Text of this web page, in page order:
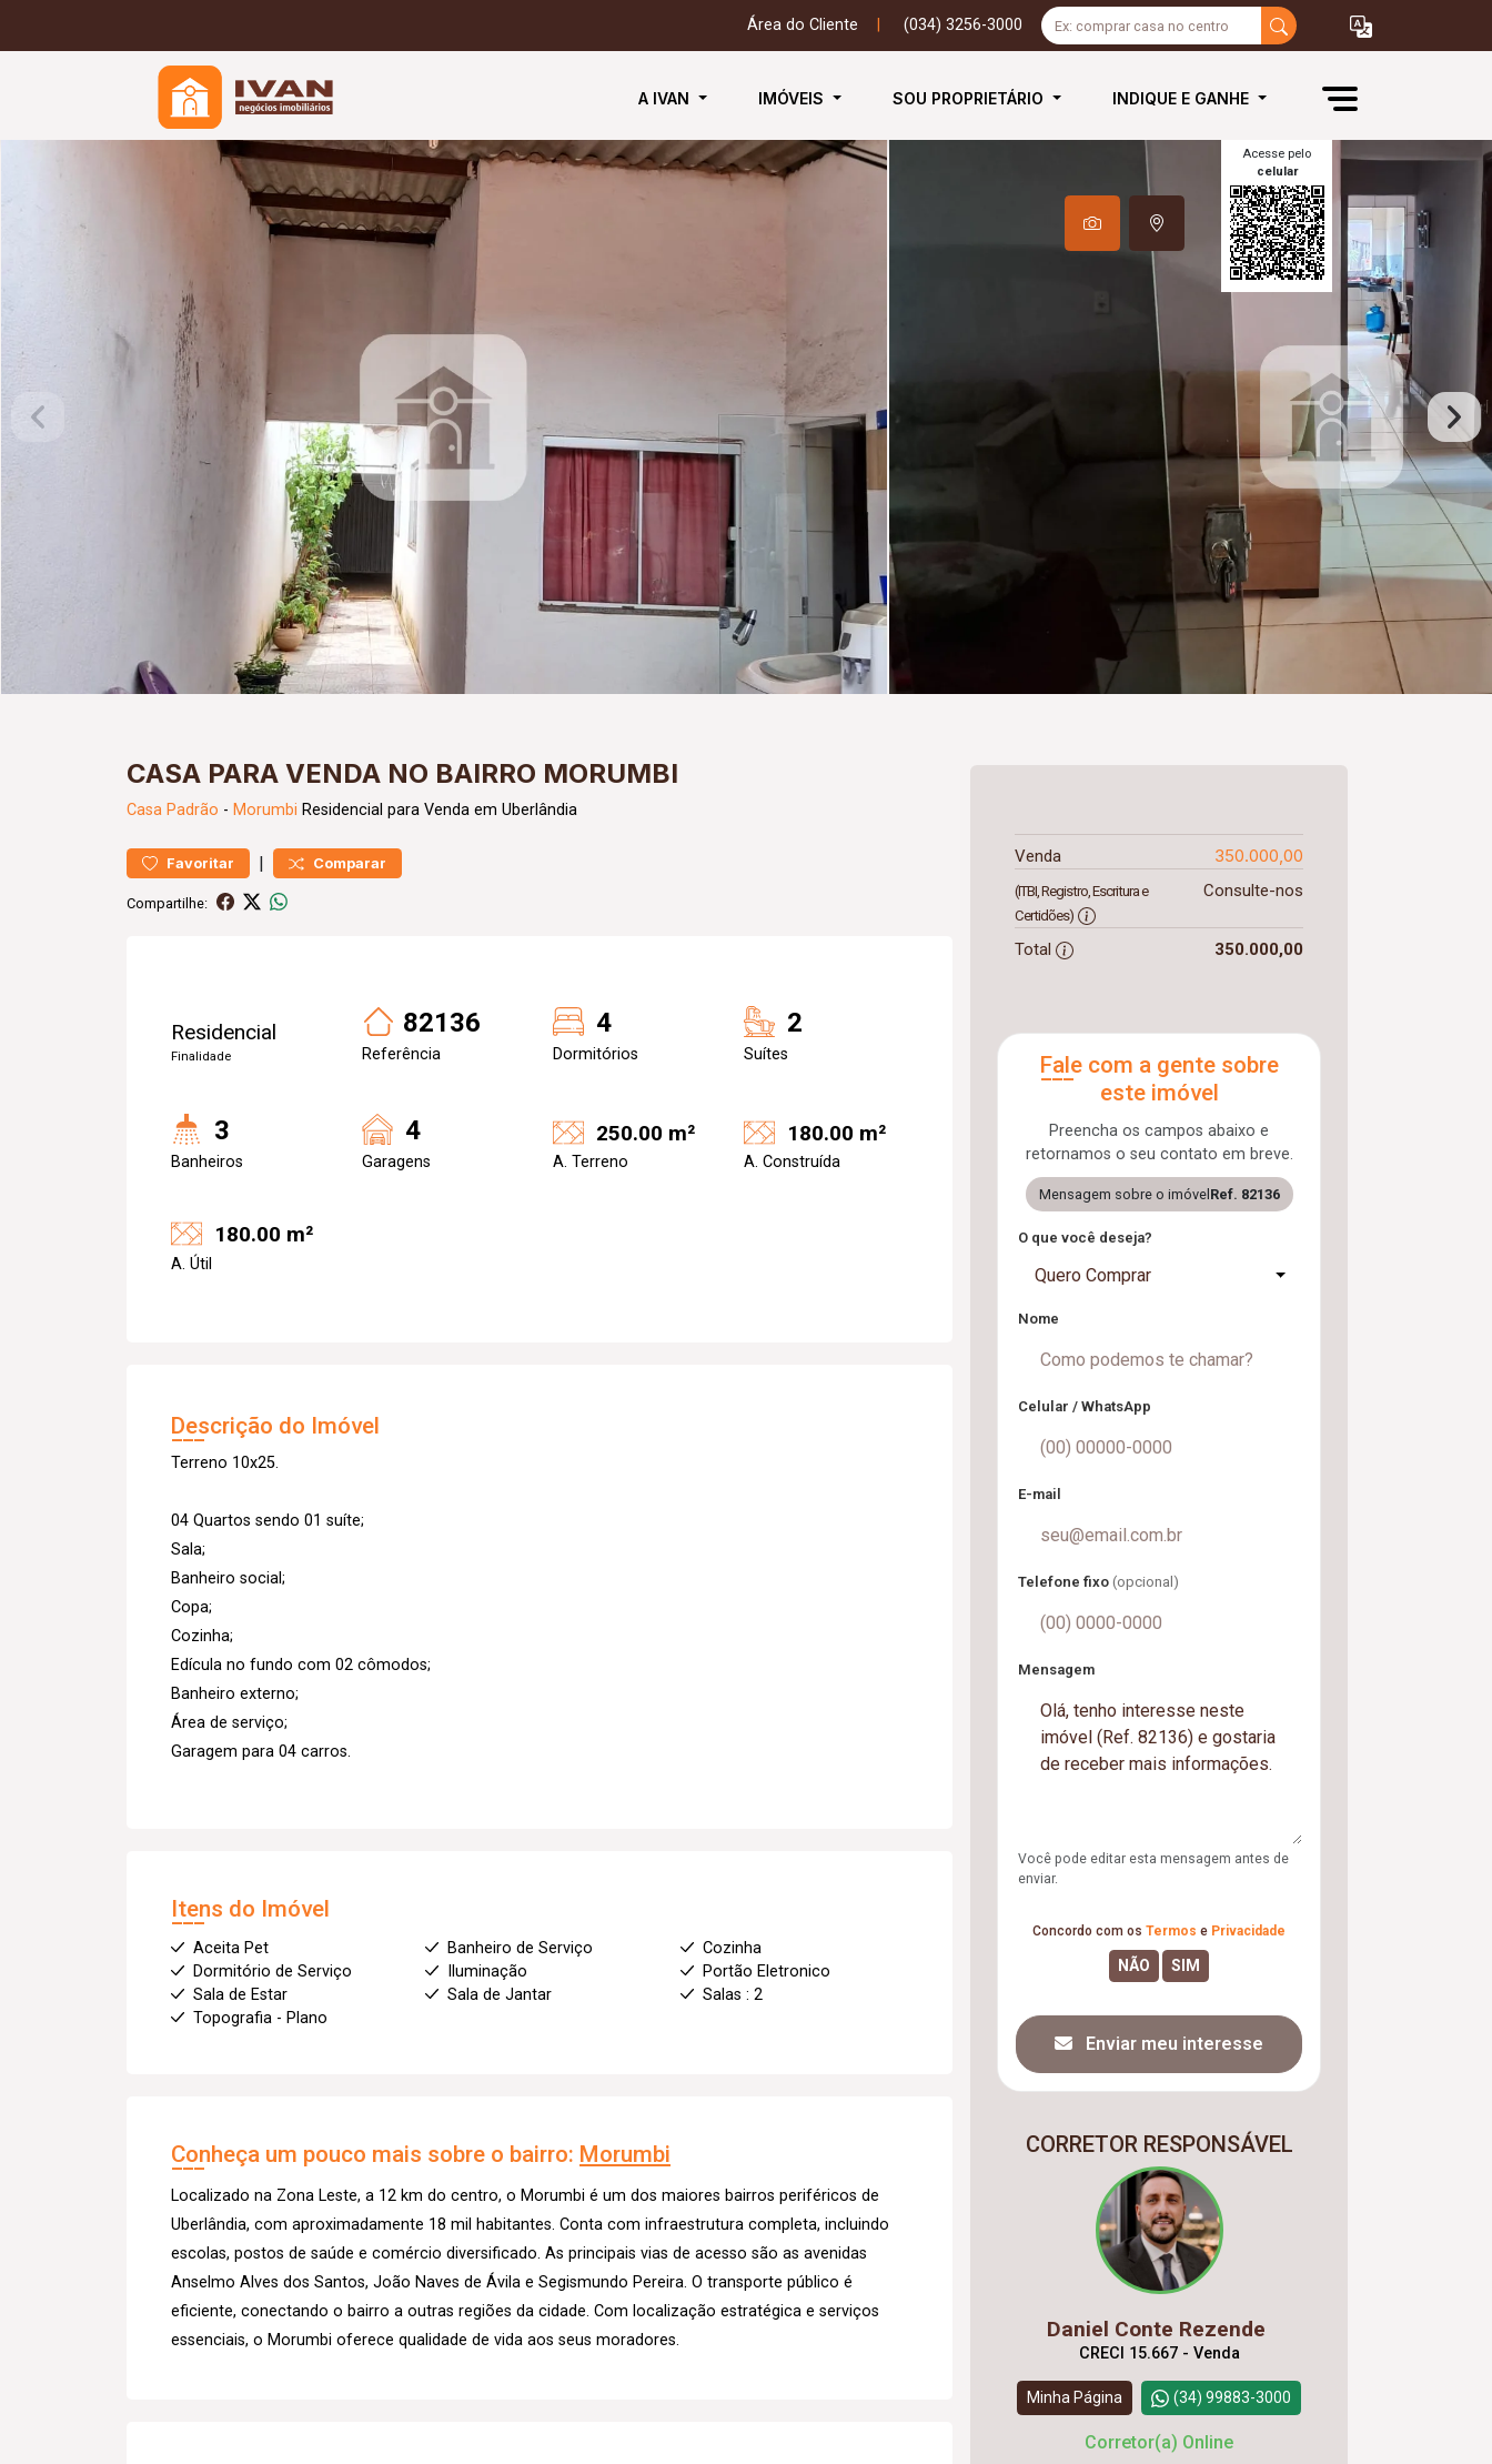
Área do Cliente (034) 3256-3000
A IVAN IMÓVEIS SOU PROPRIETÁRIO INDIQUE E GANHE
Acesse pelo
celular
CASA PARA VENDA NO BAIRRO MORUMBI
Casa Padrão - Morumbi Residencial para Venda em Uberlândia
Favoritar | Comparar
Compartilhe:
Residencial
Finalidade
82136
Referência
4
Dormitórios
2
Suítes
3
Banheiros
4
Garagens
250.00 m²
A. Terreno
180.00 m²
A. Construída
180.00 m²
A. Útil
Descrição do Imóvel
Terreno 10x25.
04 Quartos sendo 01 suíte;
Sala;
Banheiro social;
Copa;
Cozinha;
Edícula no fundo com 02 cômodos;
Banheiro externo;
Área de serviço;
Garagem para 04 carros.
Itens do Imóvel
Aceita Pet Banheiro de Serviço
Cozinha
Dormitório de Serviço
Iluminação
Portão Eletronico
Sala de Estar
Sala de Jantar
Salas : 2
Topografia - Plano
Conheça um pouco mais sobre o bairro: Morumbi
Localizado na Zona Leste, a 12 km do centro, o Morumbi é um dos maiores bairros periféricos de
Uberlândia, com aproximadamente 18 mil habitantes. Conta com infraestrutura completa, incluindo
escolas, postos de saúde e comércio diversificado. As principais vias de acesso são as avenidas
Anselmo Alves dos Santos, João Naves de Ávila e Segismundo Pereira. O transporte público é
eficiente, conectando o bairro a outras regiões da cidade. Com localização estratégica e serviços
essenciais, o Morumbi oferece qualidade de vida aos seus moradores.
Venda 350.000,00
(ITBI, Registro, Escritura e
Certidões)
Consulte-nos
Total 350.000,00
Fale com a gente sobre
este imóvel
Preencha os campos abaixo e
retornamos o seu contato em breve.
Mensagem sobre o imóvel Ref. 82136
O que você deseja?
Quero Comprar
Nome
Celular / WhatsApp
E-mail
Telefone fixo (opcional)
Mensagem
Você pode editar esta mensagem antes de
enviar.
Concordo com os Termos e Privacidade
Enviar meu interesse
CORRETOR RESPONSÁVEL
Daniel Conte Rezende
CRECI 15.667 - Venda
Minha Página (34) 99883-3000
Corretor(a) Online